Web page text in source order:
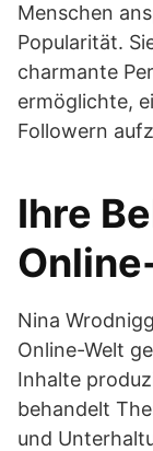
Menschen
Popularität.
charmante
ermöglichte,
Followern
Ihre
Nina
Online-Welt
Inhalte
behandelt
und